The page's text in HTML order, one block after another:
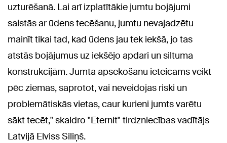
uzturēšanā. Lai arī izplatītākie jumtu bojājumi
saistās ar ūdens tecēšanu, jumtu nevajadzētu
mainīt tikai tad, kad ūdens jau tek iekšā, jo tas
atstās bojājumus uz iekšējo apdari un siltuma
konstrukcijām. Jumta apsekošanu ieteicams veikt
pēc ziemas, saprotot, vai neveidojas riski un
problemātiskās vietas, caur kurieni jumts varētu
sākt tecēt," skaidro "Eternit" tirdzniecības vadītājs
Latvijā Elviss Siliņš.